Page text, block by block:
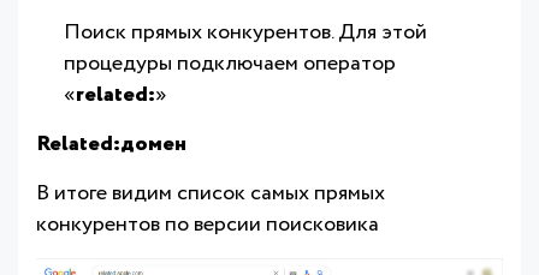
Поиск прямых конкурентов. Для этой
процедуры подключаем оператор
«related:»
Related:домен
В итоге видим список самых прямых
конкурентов по версии поисковика